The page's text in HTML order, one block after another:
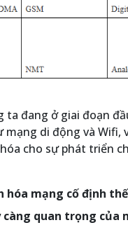
ta đang ở giai đoạn
mạng di động và Wifi,
cho sự phát triển
hóa mạng cố định
quan trọng của